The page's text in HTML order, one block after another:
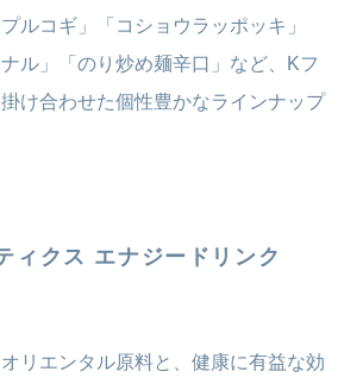
ルコギ」「コショウラッポッキ」
ナル」「のり炒め麺辛口」など、Kフ
け合わせた個性豊かなラインナップ
ィクス エナジードリンク
リエンタル原料と、健康に有益な効